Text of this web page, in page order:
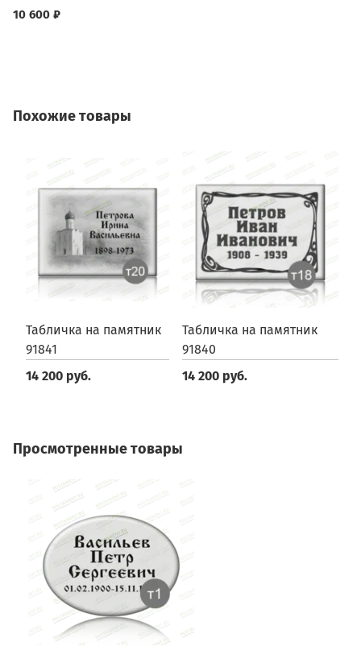
10 600 ₽
Похожие товары
Табличка на памятник
91841
14 200 руб.
Табличка на памятник
91840
14 200 руб.
Просмотренные товары